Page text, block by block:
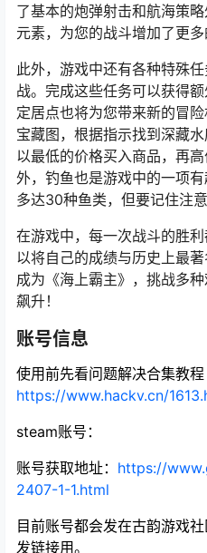
了基本的炮弹射击和航海策
元素，为您的战斗增加了更多
此外，游戏中还有各种特殊
战。完成这些任务可以获得
定居点也将为您带来新的冒
宝藏图，根据指示找到深藏水
以最低的价格买入商品，再
外，钓鱼也是游戏中的一项
多达30种鱼类，但要记住注
在游戏中，每一次战斗的胜
以将自己的成绩与历史上最著
成为《海上霸主》，挑战多
飙升！
账号信息
使用前先看问题解决合集教程
https://www.hackv.cn/
steam账号：
账号获取地址： https://
2407-1-1.html
目前账号都会发在古韵游戏
发链接用。